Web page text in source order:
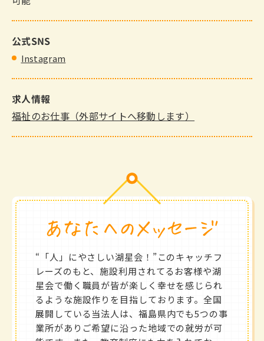
公式SNS
Instagram
求人情報
福祉のお仕事（外部サイトへ移動します）
“「人」にやさしい湖星会！”このキャッチフ
レーズのもと、施設利用されてるお客様や湖
星会で働く職員が皆が楽しく幸せを感じられ
るような施設作りを目指しております。全国
展開している当法人は、福島県内でも5つの事
業所がありご希望に沿った地域での就労が可